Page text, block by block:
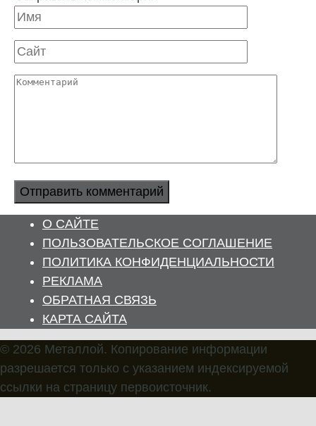
Имя
Сайт
Комментарий
О САЙТЕ
ПОЛЬЗОВАТЕЛЬСКОЕ СОГЛАШЕНИЕ
ПОЛИТИКА КОНФИДЕНЦИАЛЬНОСТИ
РЕКЛАМА
ОБРАТНАЯ СВЯЗЬ
КАРТА САЙТА
© 2026 Металлой. Копирование информации
разрешается только с указанием индексируемой
ссылки на страницу первоисточник.